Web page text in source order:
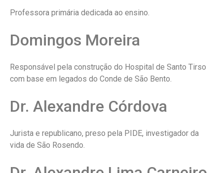
Professora primária dedicada ao ensino.
Domingos Moreira
Responsável pela construção do Hospital de Santo Tirso
com base em legados do Conde de São Bento.
Dr. Alexandre Córdova
Jurista e republicano, preso pela PIDE, investigador da
vida de São Rosendo.